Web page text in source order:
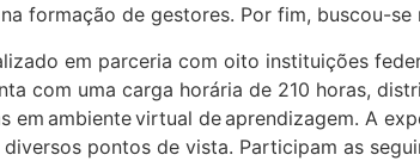
na formação de gestores. Por fim, buscou-
em parceria com oito instituições
com uma carga horária de 210 horas,
em ambiente virtual de aprendizagem. A
pontos de vista. Participam as